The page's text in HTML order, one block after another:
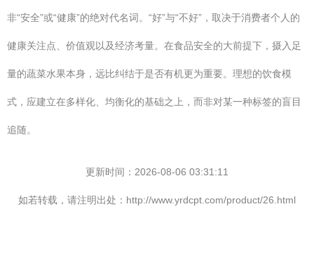
非“安全”或“健康”的绝对代名词。“好”与“不好”，取决于消费者个人的
健康关注点、价值观以及经济考量。在食品安全的大前提下，摄入足
量的蔬菜水果本身，远比纠结于是否有机更为重要。理想的饮食模
式，应建立在多样化、均衡化的基础之上，而非对某一种标签的盲目
追随。
更新时间：2026-08-06 03:31:11
如若转载，请注明出处：http://www.yrdcpt.com/product/26.html